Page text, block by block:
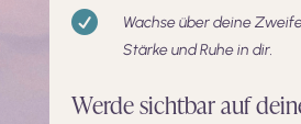

Wachse über deine
Stärke und Ruhe in dir.
Werde sichtbar auf